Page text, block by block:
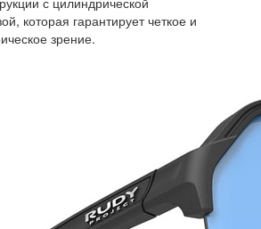
которая гарантирует четкое и
зрение.